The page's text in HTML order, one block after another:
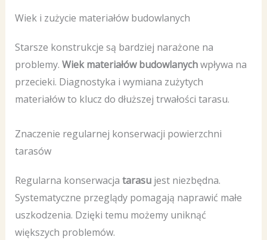
Wiek i zużycie materiałów budowlanych
Starsze konstrukcje są bardziej narażone na
problemy. Wiek materiałów budowlanychwpływa na
przecieki. Diagnostyka i wymiana zużytych
materiałów to klucz do dłuższej trwałości tarasu.
Znaczenie regularnej konserwacji powierzchni
tarasów
Regularna konserwacja tarasujest niezbędna.
Systematyczne przeglądy pomagają naprawić małe
uszkodzenia. Dzięki temu możemy uniknąć
większych problemów.